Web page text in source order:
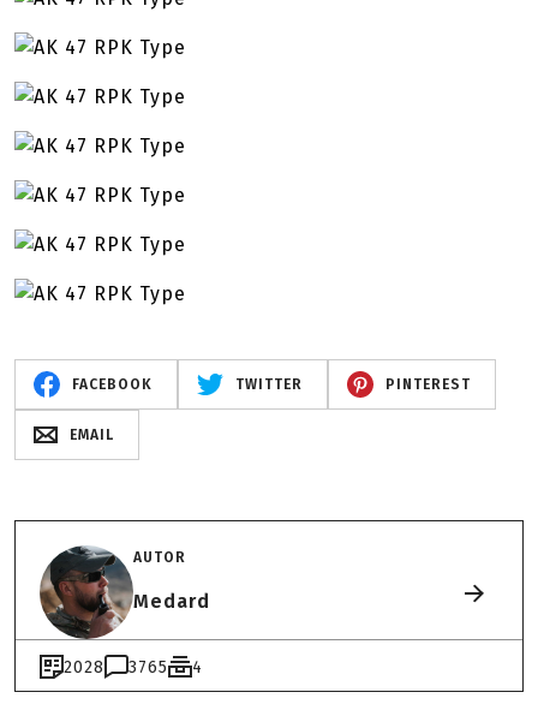
FACEBOOK TWITTER PINTEREST
EMAIL
AUTOR
Medard
2028 3765 4